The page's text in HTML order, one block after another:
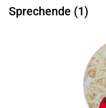
Sprechende (1)